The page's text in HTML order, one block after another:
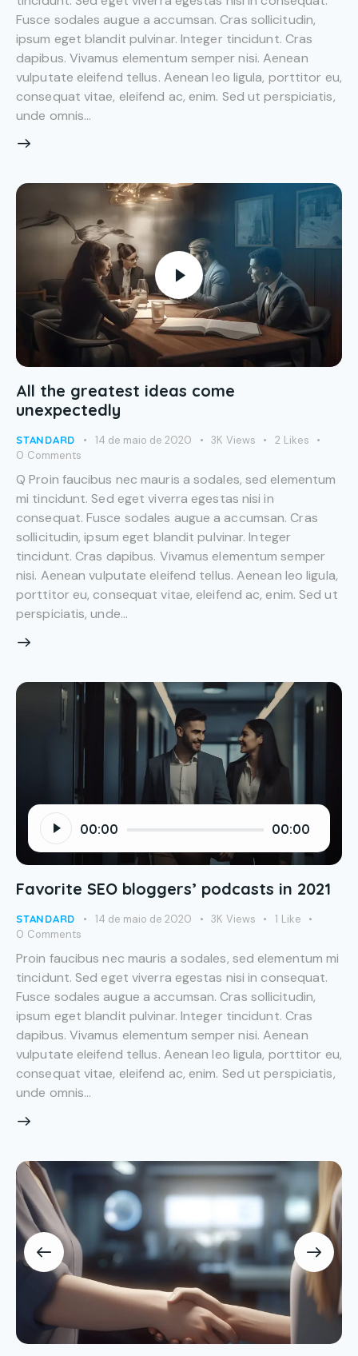
Fusce sodales augue a accumsan. Cras sollicitudin,
ipsum eget blandit pulvinar. Integer tincidunt. Cras
dapibus. Vivamus elementum semper nisi. Aenean
vulputate eleifend tellus. Aenean leo ligula, porttitor eu,
consequat vitae, eleifend ac, enim. Sed ut perspiciatis,
unde omnis…
All the greatest ideas come
unexpectedly
STANDARD 14 de maio de 2020 3K Views 2 Likes
0 Comments
Q Proin faucibus nec mauris a sodales, sed elementum
mi tincidunt. Sed eget viverra egestas nisi in
consequat. Fusce sodales augue a accumsan. Cras
sollicitudin, ipsum eget blandit pulvinar. Integer
tincidunt. Cras dapibus. Vivamus elementum semper
nisi. Aenean vulputate eleifend tellus. Aenean leo ligula,
porttitor eu, consequat vitae, eleifend ac, enim. Sed ut
perspiciatis, unde…
Tocador
de
áudio
00:00 00:00
Favorite SEO bloggers’ podcasts in 2021
STANDARD 14 de maio de 2020 3K Views 1 Like
0 Comments
Proin faucibus nec mauris a sodales, sed elementum mi
tincidunt. Sed eget viverra egestas nisi in consequat.
Fusce sodales augue a accumsan. Cras sollicitudin,
ipsum eget blandit pulvinar. Integer tincidunt. Cras
dapibus. Vivamus elementum semper nisi. Aenean
vulputate eleifend tellus. Aenean leo ligula, porttitor eu,
consequat vitae, eleifend ac, enim. Sed ut perspiciatis,
unde omnis…